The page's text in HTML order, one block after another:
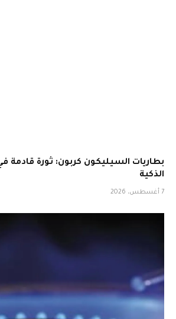
بطاريات السيليكون كربون: ثورة قادمة
الذكية
7 أغسطس، 2026